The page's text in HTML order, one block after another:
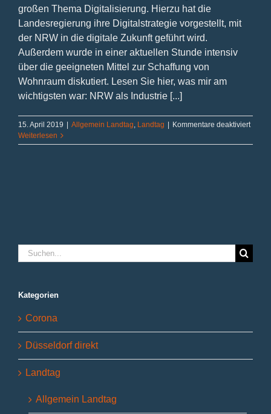
großen Thema Digitalisierung. Hierzu hat die
Landesregierung ihre Digitalstrategie vorgestellt, mit
der NRW in die digitale Zukunft geführt wird.
Außerdem wurde in einer aktuellen Stunde intensiv
über die geeigneten Mittel zur Schaffung von
Wohnraum diskutiert. Lesen Sie hier, was mir am
wichtigsten war: NRW als Industrie [...]
15. April 2019 | Allgemein Landtag Landtag | Kommentare deaktiviertfür
aus
Weiterlesen
Suche
nach:
Kategorien
Corona
Düsseldorf direkt
Landtag
Allgemein Landtag